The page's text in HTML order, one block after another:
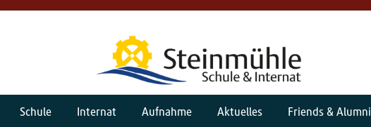
Schule Internat Aufnahme Aktuelles Friends & Alumni